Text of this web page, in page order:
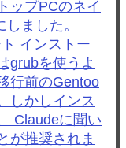
ップPCのネイ
ました。
インストー
grubを使うよ
行前のGentoo
しかしインス
Claudeに聞い
が推奨されま